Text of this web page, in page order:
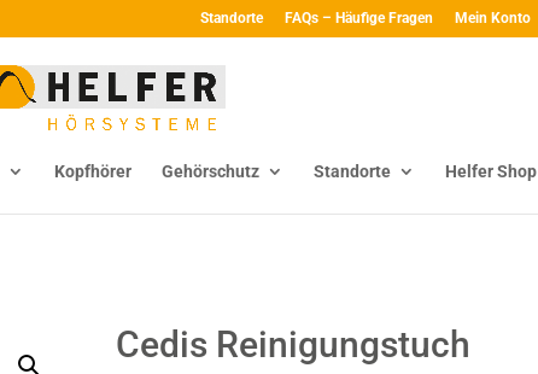
Standorte FAQs – Häufige Fragen Mein Konto
Kopfhörer Gehörschutz Standorte Helfer Shop
Cedis Reinigungstuch